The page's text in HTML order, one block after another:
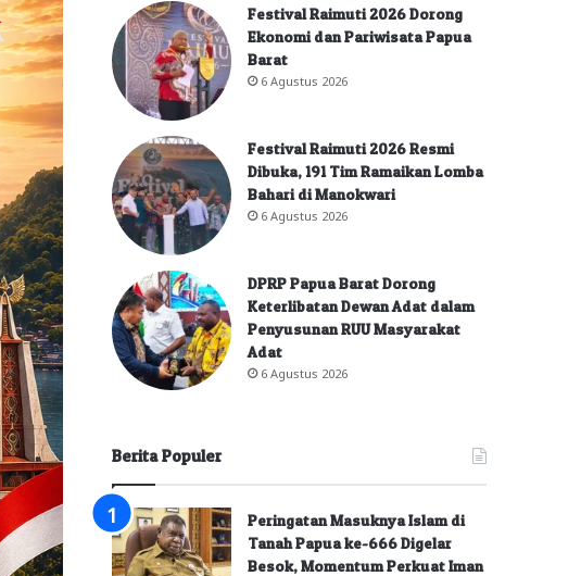
Festival Raimuti 2026 Dorong
Ekonomi dan Pariwisata Papua
Barat
6 Agustus 2026
Festival Raimuti 2026 Resmi
Dibuka, 191 Tim Ramaikan Lomba
Bahari di Manokwari
6 Agustus 2026
DPRP Papua Barat Dorong
Keterlibatan Dewan Adat dalam
Penyusunan RUU Masyarakat
Adat
6 Agustus 2026
Berita Populer
Peringatan Masuknya Islam di
Tanah Papua ke-666 Digelar
Besok, Momentum Perkuat Iman